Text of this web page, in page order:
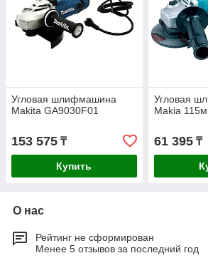
Угловая шлифмашина
Makita GA9030F01
153 575 ₸
Купить
Угловая
Makia
61 395₸
О нас
Рейтинг не сформирован
Менее 5 отзывов за последний год